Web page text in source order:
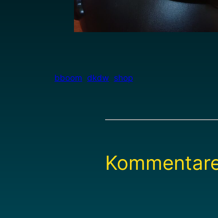
bboom dkdw shop